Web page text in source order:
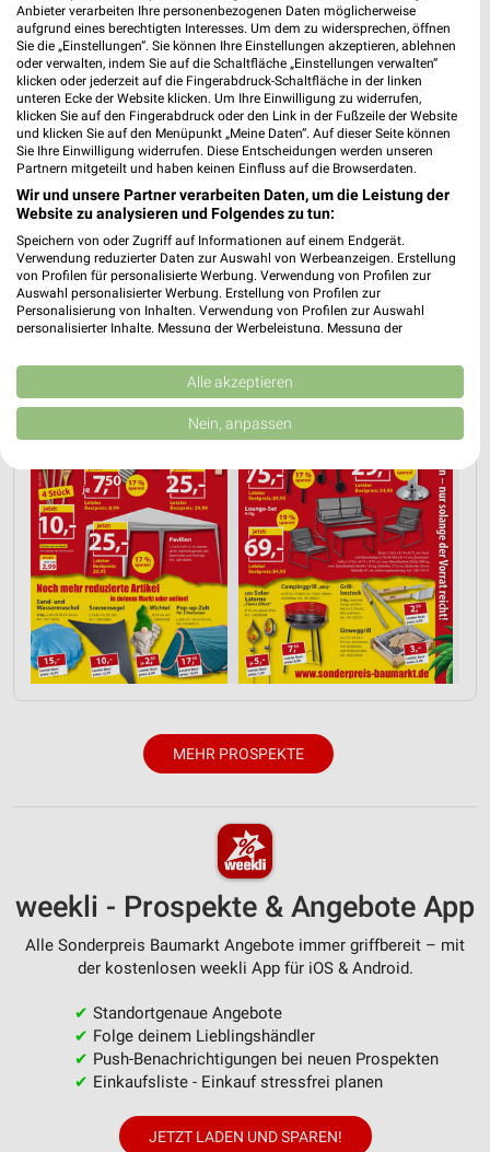
...da, wo Gutes einfach günstiger ist!
Gültig von 15. Aug. bis 21. Aug.
📅 Kalendereintrag erstellen
PROSPEKT BLÄTTERN
AKTIONEN, RABATTE & GUTSCHEINE GRILLEN
MEHR PROSPEKTE
weekli - Prospekte & Angebote App
Alle Sonderpreis Baumarkt Angebote immer griffbereit – mit
der kostenlosen weekli App für iOS & Android.
✔ Standortgenaue Angebote
✔ Folge deinem Lieblingshändler
✔ Push-Benachrichtigungen bei neuen Prospekten
✔ Einkaufsliste - Einkauf stressfrei planen
JETZT LADEN UND SPAREN!
Anbieter verarbeiten Ihre personenbezogenen Daten möglicherweise
aufgrund eines berechtigten Interesses. Um dem zu widersprechen, öffnen
Sie die „Einstellungen“. Sie können Ihre Einstellungen akzeptieren, ablehnen
oder verwalten, indem Sie auf die Schaltfläche „Einstellungen verwalten“
klicken oder jederzeit auf die Fingerabdruck-Schaltfläche in der linken
unteren Ecke der Website klicken. Um Ihre Einwilligung zu widerrufen,
klicken Sie auf den Fingerabdruck oder den Link in der Fußzeile der Website
und klicken Sie auf den Menüpunkt „Meine Daten“. Auf dieser Seite können
Sie Ihre Einwilligung widerrufen. Diese Entscheidungen werden unseren
Partnern mitgeteilt und haben keinen Einfluss auf die Browserdaten.
Wir und unsere Partner verarbeiten Daten, um die Leistung der
Website zu analysieren und Folgendes zu tun:
Speichern von oder Zugriff auf Informationen auf einem Endgerät.
Verwendung reduzierter Daten zur Auswahl von Werbeanzeigen. Erstellung
von Profilen für personalisierte Werbung. Verwendung von Profilen zur
Auswahl personalisierter Werbung. Erstellung von Profilen zur
Personalisierung von Inhalten. Verwendung von Profilen zur Auswahl
personalisierter Inhalte. Messung der Werbeleistung. Messung der
Kombinationen von Daten aus verschiedenen Quellen. Entwicklung und
Verbesserung der Angebote. Verwendung reduzierter Daten zur Auswahl
von Inhalten.
Daten können außerhalb der Europäischen Union weitergegeben und in die
USA gesendet werden.
Website/App.
Partnerliste anzeigen (1 IAB-Anbieter)
Wir nutzen Ihre Daten für folgende Zwecke:
IAB-Verarbeitungszwecke:
Speichern von oder Zugriff auf Informationen
auf einem Endgerät
Verwendung reduzierter Daten zur Auswahl von
Werbeanzeigen
Erstellung von Profilen zur Personalisierung
Verwendung von Profilen zur Auswahl
personalisierter Inhalte
Messung der Werbeleistung
Messung der Performance von Inhalten
Analyse von Zielgruppen durch Statistiken oder
Kombinationen von Daten aus verschiedenen
Entwicklung und Verbesserung der Angebote
Alle akzeptieren
Nein, anpassen